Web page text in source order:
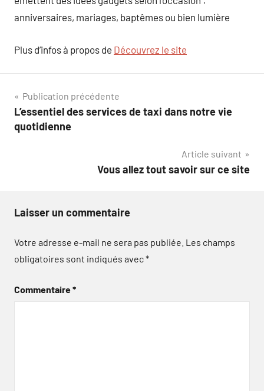
anniversaires, mariages, baptêmes ou bien lumière
Plus d’infos à propos de Découvrez le site
Navigation
de
Publication précédente
L’essentiel des services de taxi dans notre vie
quotidienne
Article suivant
Vous allez tout savoir sur ce site
Laisser un commentaire
Votre adresse e-mail ne sera pas publiée. Les champs
obligatoires sont indiqués avec*
Commentaire*